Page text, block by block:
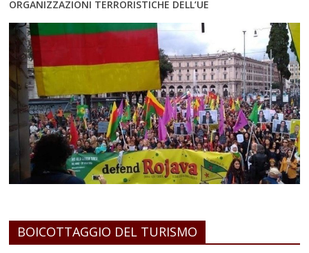
ORGANIZZAZIONI TERRORISTICHE DELL’UE
BOICOTTAGGIO DEL TURISMO